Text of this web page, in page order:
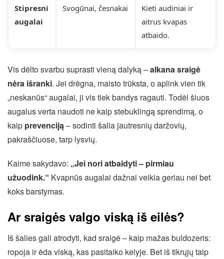
Stipresni
augalai
Svogūnai, česnakai
Kieti audiniai ir
aitrus kvapas
atbaido.
Vis dėlto svarbu suprasti vieną dalyką –alkana sraigė
nėra išranki. Jei drėgna, maisto trūksta, o aplink vien tik
„neskanūs“ augalai, ji vis tiek bandys ragauti. Todėl šiuos
augalus verta naudoti ne kaip stebuklingą sprendimą, o
kaip prevenciją – sodinti šalia jautresnių daržovių,
pakraščiuose, tarp lysvių.
Kaime sakydavo: „Jei nori atbaidyti – pirmiau
užuodink.“ Kvapnūs augalai dažnai veikia geriau nei bet
koks barstymas.
Ar sraigės valgo viską iš eilės?
Iš šalies gali atrodyti, kad sraigė – kaip mažas buldozeris:
ropoja ir ėda viską, kas pasitaiko kelyje. Bet iš tikrųjų taip